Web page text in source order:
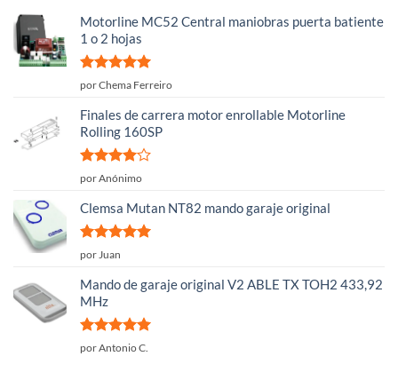
Motorline MC52 Central maniobras puerta batiente
1 o 2 hojas
Valorado
por Chema Ferreiro
Finales de carrera motor enrollable Motorline
Rolling 160SP
Valorado
5
por Anónimo
Clemsa Mutan NT82 mando garaje original
Valorado
por Juan
Mando de garaje original V2 ABLE TX TOH2 433,92
MHz
Valorado
por Antonio C.